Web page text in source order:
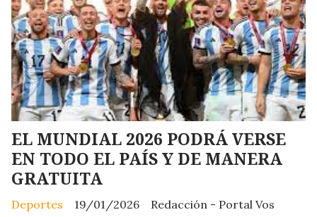
EL MUNDIAL 2026 PODRÁ VERSE
EN TODO EL PAÍS Y DE MANERA
GRATUITA
Redacción - Portal Vos
Deportes
19/01/2026